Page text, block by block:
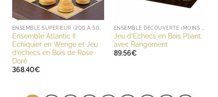
Ensemble Atlantic II
Echiquier en Wenge et Jeu
d’échecs en Bois de Rose
Doré
368.40€
Jeu d’Echecs en Bois Pliant
avec Rangement
89.56€